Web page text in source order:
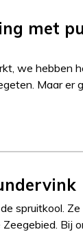
met
we hebben
Maar er
spruitkool.
Bij